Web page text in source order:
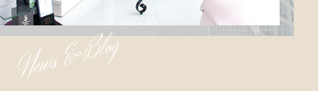
News & Blog